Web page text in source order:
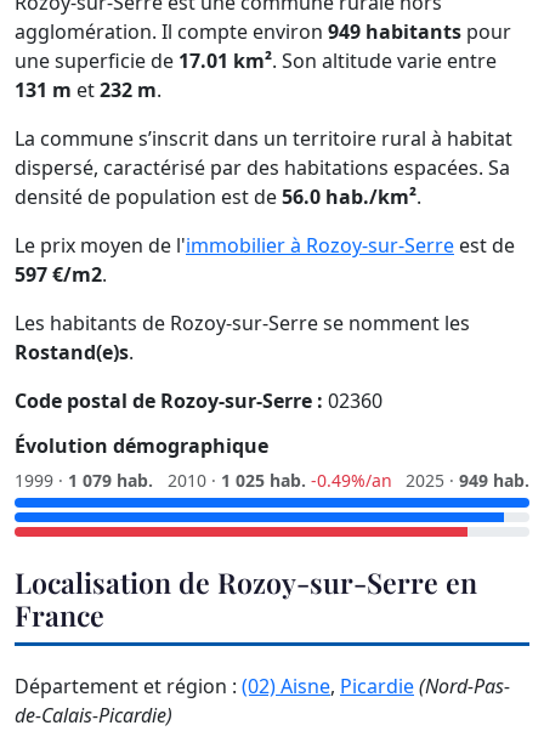
agglomération. Il compte environ 949 habitants pour
une superficie de 17.01 km². Son altitude varie entre
131 m et232 m.
La commune s’inscrit dans un territoire rural à habitat
dispersé, caractérisé par des habitations espacées. Sa
densité de population est de56.0 hab./km².
Le prix moyen de l'immobilier à Rozoy-sur-Serre est de
597 €/m2.
Les habitants de Rozoy-sur-Serre se nomment les
Rostand(e)s.
Code postal de Rozoy-sur-Serre : 02360
Évolution démographique
1999 · 1 079 hab. 2010 · 1 025 hab. -0.49%/an 2025 · 949 hab.
Localisation de Rozoy-sur-Serre en
France
Département et région : (02) Aisne, Picardie(Nord-Pas-
de-Calais-Picardie)